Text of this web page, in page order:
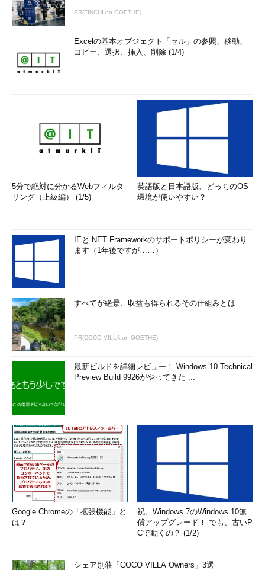
すれば、データベースをアーカイブログモードで作成することが
できます。
リスナーの設定は、DBCAでは行うことができませ
ん。Oracle Net Managerなどのネットワーク構成ツールを使用
して設定します。
RAWデバイスの指定は、「記憶域オプション」ステッ
よって、設定できない項目は です。
次の内容をチェックしましょう。
Oracleに必要な環境変数
DBCAで設定できる内容
次回は、Oracle Enterprise Manager Database Controlと
SQL*PLUSの使用について、間違いやすい点にポイントを絞って
説明します。
PR(FINCHI on GOETHE)
Excelの基本オブジェクト「セル」の参照、移動、
コピー、選択、挿入、削除 (1/4)
5分で絶対に分かるWebフィルタ
リング（上級編） (1/5)
英語版と日本語版、どっちのOS
環境が使いやすい？
IEと.NET Frameworkのサポートポリシーが変わり
ます（1年後ですが……）
すべてが絶景、収益も得られるその仕組みとは
PR(COCO VILLA on GOETHE)
最新ビルドを詳細レビュー！ Windows 10 Technical
Preview Build 9926がやってきた ...
Google Chromeの「拡張機能」と
は？
祝、Windows 7のWindows 10無
償アップグレード！ でも、古いP
Cで動くの？ (1/2)
シェア別荘「COCO VILLA Owners」3選